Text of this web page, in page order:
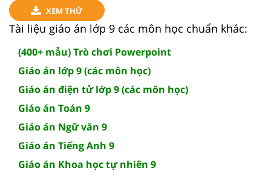
XEM THỬ
Tài liệu giáo án lớp 9 các môn học chuẩn khác:
(400+ mẫu) Trò chơi Powerpoint
Giáo án lớp 9 (các môn học)
Giáo án điện tử lớp 9 (các môn học)
Giáo án Toán 9
Giáo án Ngữ văn 9
Giáo án Tiếng Anh 9
Giáo án Khoa học tự nhiên 9